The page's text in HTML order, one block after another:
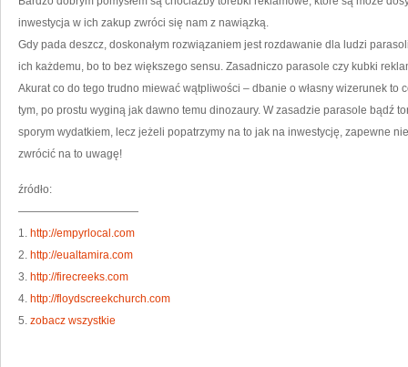
inwestycja w ich zakup zwróci się nam z nawiązką.
Gdy pada deszcz, doskonałym rozwiązaniem jest rozdawanie dla ludzi
ich każdemu, bo to bez większego sensu. Zasadniczo parasole czy kubki
Akurat co do tego trudno miewać wątpliwości – dbanie o własny wizerunek to
tym, po prostu wyginą jak dawno temu dinozaury. W zasadzie parasole bądź
sporym wydatkiem, lecz jeżeli popatrzymy na to jak na inwestycję, zapewne
zwrócić na to uwagę!
źródło:
———————————
1. http://empyrlocal.com
2. http://eualtamira.com
3. http://firecreeks.com
4. http://floydscreekchurch.com
5. zobacz wszystkie